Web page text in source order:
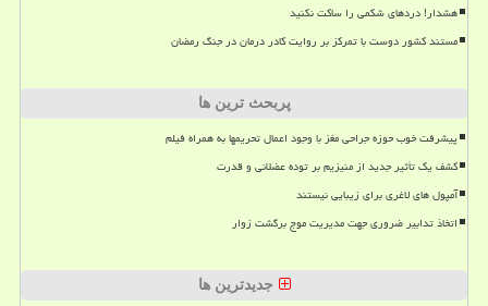
هشدار! دردهای شکمی را ساکت نکنید
مستند کشور دوست با تمرکز بر روایت کادر درمان در جنگ رمضان
پربحث ترین ها
پیشرفت خوب حوزه جراحی مغز با وجود اعمال تحریمها به همراه فیلم
کشف یک تأثیر جدید از منیزیم بر توده عضلانی و قدرت
آمپول های لاغری برای زیبایی نیستند
اتخاذ تدابیر ضروری جهت مدیریت موج برگشت زوار
جدیدترین ها